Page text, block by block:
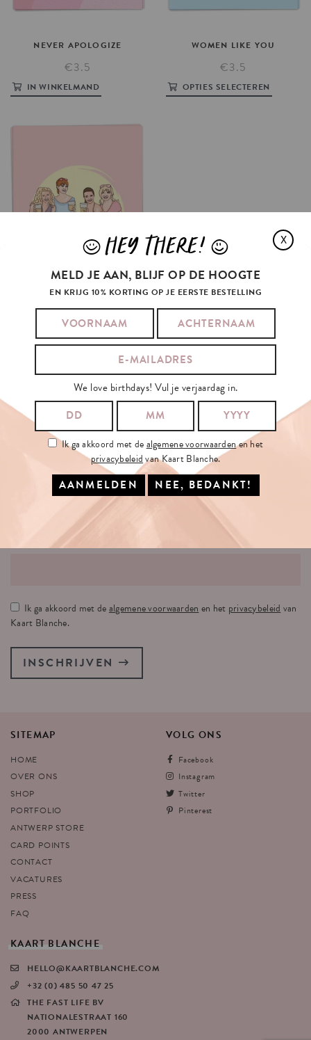
NEVER APOLOGIZE
€3.5
IN WINKELMAND
WOMEN LIKE YOU
€3.5
OPTIES SELECTEREN
WITHOUT MEN
OPTIES SELECTEREN
JE NIEUWSBRIEF
JE E-MAILADRES:
Ik ga akkoord met dealgemene voorwaarden en het privacybeleid van
Kaart Blanche.
INSCHRIJVEN
SITEMAP
HOME
OVER ONS
SHOP
PORTFOLIO
ANTWERP STORE
CARD POINTS
CONTACT
VACATURES
PRESS
FAQ
VOLG ONS
Facebook
Instagram
Twitter
Pinterest
KAART BLANCHE
HELLO@KAARTBLANCHE.COM
+32 (0) 485 50 47 25
THE FAST LIFE BV
NATIONALESTRAAT 160
2000 ANTWERPEN
X
JHEY THERE! L
MELD JE AAN, BLIJF OP DE HOOGTE
EN KRIJG 10% KORTING OP JE EERSTE BESTELLING
We love birthdays! Vul je verjaardag in.
Ik ga akkoord met dealgemene voorwaardenen het
privacybeleidvan Kaart Blanche.